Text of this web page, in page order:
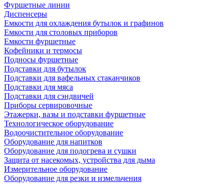
Фуршетные линии
Диспенсеры
Емкости для охлаждения бутылок и графинов
Емкости для столовых приборов
Емкости фуршетные
Кофейники и термосы
Подносы фуршетные
Подставки для бутылок
Подставки для вафельных стаканчиков
Подставки для мяса
Подставки для сэндвичей
Приборы сервировочные
Этажерки, вазы и подставки фуршетные
Технологическое оборудование
Водоочистительное оборудование
Оборудование для напитков
Оборудование для подогрева и сушки
Защита от насекомых, устройства для дыма
Измерительное оборудование
Оборудование для резки и измельчения